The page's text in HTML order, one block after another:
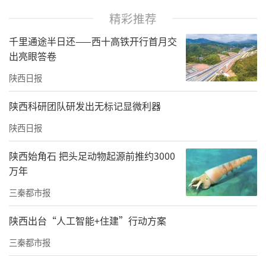
回忆起当时入选国家队的情景，李雅泽仍感
觉“意料之外”。她一直觉得，站在全国奖
台、甚至登上国际赛场，仿佛是“在新闻里才
会看到的遥远场景”，“没想到自己也有可能
站在聚光灯下”。
2024年9月，陕西省室内骑行台冠军赛在欧亚举
行。彼时刚上大一的李雅泽，抱着“试一
试”的心态，以3分50秒的成绩拿下女子2km计
时赛项目亚军。
精彩推荐
千里通途半日还——西十高铁开行首月交
出亮眼答卷
陕西日报
陕西科研团队研发出无标记显微利器
陕西日报
陕西始角石 把头足动物起源前推约3000
万年
三秦都市报
陕西出台“人工智能+住建”行动方案
三秦都市报